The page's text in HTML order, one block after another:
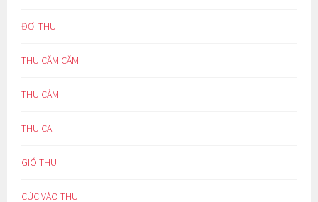
ĐỢI THU
THU CĂM CĂM
THU CẢM
THU CA
GIÓ THU
CÚC VÀO THU